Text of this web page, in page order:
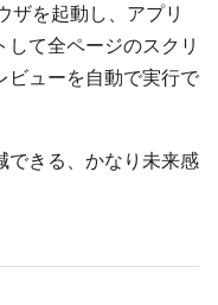
ザを起動し、アプリ
て全ページのスクリ
ビューを自動で実行で
できる、かなり未来感